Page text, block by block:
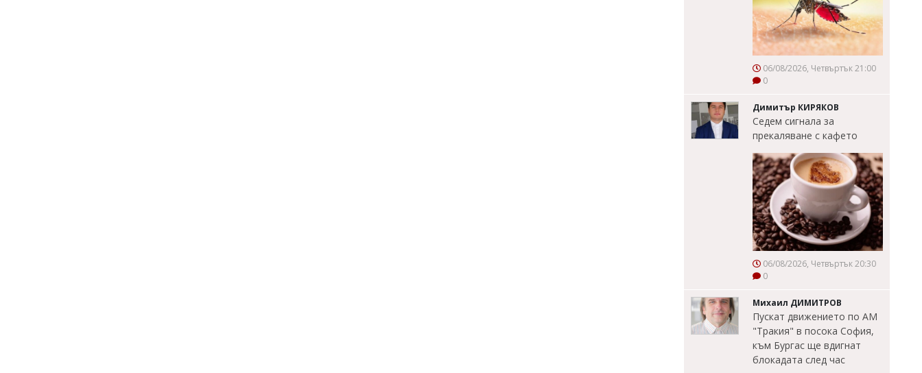
06/08/2026, Четвъртък 21:00
0
Димитър КИРЯКОВ
Седем сигнала за
прекаляване с кафето
06/08/2026, Четвъртък 20:30
0
Михаил ДИМИТРОВ
Пускат движението по АМ
"Тракия" в посока София,
към Бургас ще вдигнат
блокадата след час